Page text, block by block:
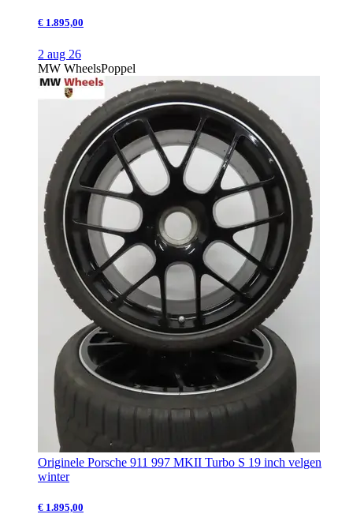
€ 1.895,00
2 aug 26
MW WheelsPoppel
Originele Porsche 911 997 MKII Turbo S 19 inch velgen
winter
€ 1.895,00